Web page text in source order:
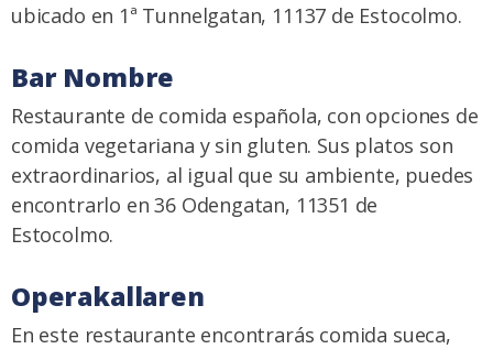
ubicado en 1ª Tunnelgatan, 11137 de Estocolmo.
Bar Nombre
Restaurante de comida española, con opciones de
comida vegetariana y sin gluten. Sus platos son
extraordinarios, al igual que su ambiente, puedes
encontrarlo en 36 Odengatan, 11351 de
Estocolmo.
Operakallaren
En este restaurante encontrarás comida sueca,